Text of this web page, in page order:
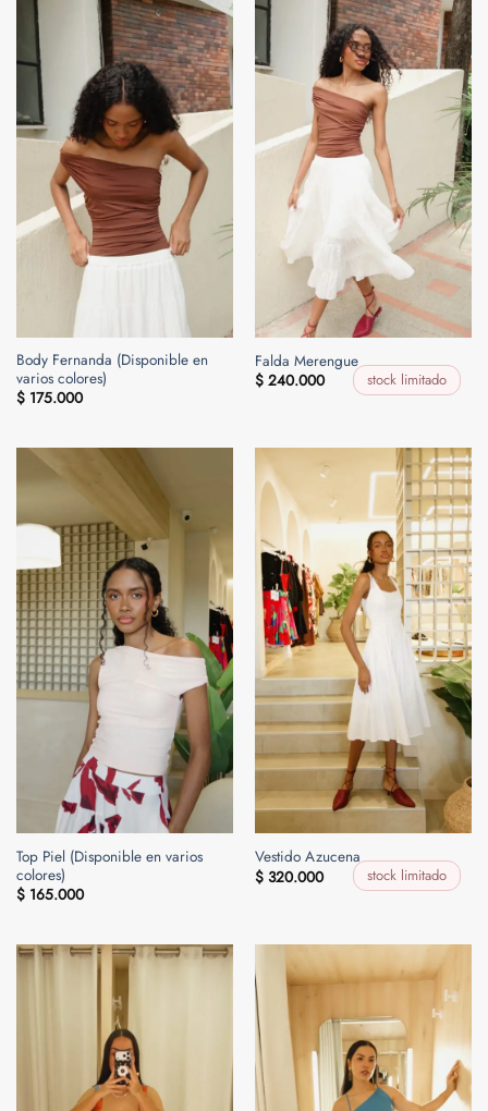
Body Fernanda (Disponible en
varios colores)
$175.000
Falda Merengue
stock limitado
$240.000
Top Piel (Disponible en varios
colores)
$165.000
Vestido Azucena
stock limitado
$320.000